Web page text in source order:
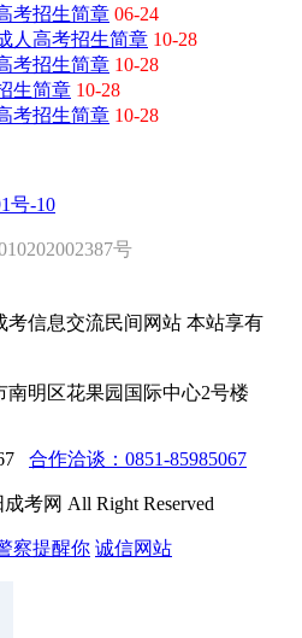
考招生简章 06-24
人高考招生简章 10-28
考招生简章 10-28
生简章 10-28
考招生简章 10-28
号-10
号
考信息交流民间网站 本站享有
明区花果园国际中心2号楼
合作洽谈：0851-85985067
考网 All Right Reserved
察提醒你 诚信网站